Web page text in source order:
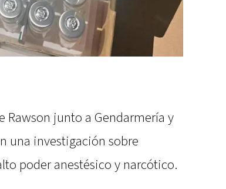
Rawson junto a Gendarmería y
una investigación sobre
poder anestésico y narcótico.